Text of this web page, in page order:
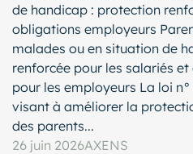
de handicap : protection
obligations employeurs
malades ou en situation de
renforcée pour les salariés
pour les employeurs La loi
visant à améliorer la
des parents...
26 juin 2026AXENS